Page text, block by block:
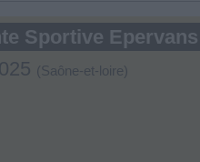
Sportive
(Saône-et-loire)